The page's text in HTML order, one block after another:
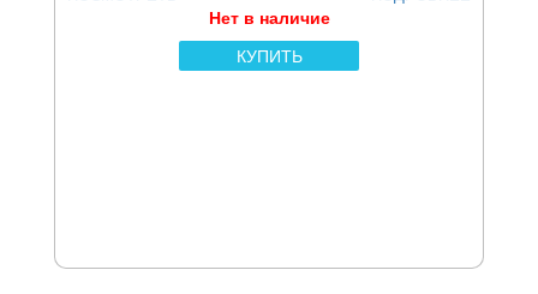
Нет в наличие
КУПИТЬ